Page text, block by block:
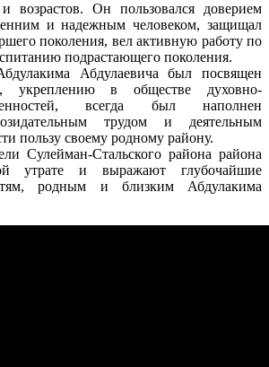
возрастов. Он пользовался доверием
и надежным человеком, защищал
поколения, вел активную работу по
подрастающего поколения.
Абдулаевича был посвящен
укреплению в обществе духовно-
всегда был наполнен
трудом и деятельным
пользу своему родному району.
Сулейман-Стальского района района
утрате и выражают глубочайшие
родным и близким Абдулакима